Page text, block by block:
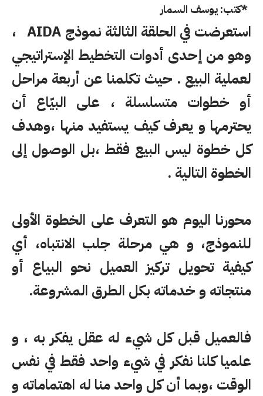
*كتب: يوسف السمار
استعرضت في الحلقة الثالثة نموذج AIDA ،
وهو من إحدى أدوات التخطيط الإستراتيجي
لعملية البيع . حيث تكلمنا عن أربعة مراحل
أو خطوات متسلسلة ، على البيّاع أن
يحترمها و يعرف كيف يستفيد منها ،وهدف
كل خطوة ليس البيع فقط ،بل الوصول إلى
الخطوة التالية .
محورنا اليوم هو التعرف على الخطوة الأولى
للنموذج، و هي مرحلة جلب الانتباه، أي
كيفية تحويل تركيز العميل نحو البياع أو
منتجاته و خدماته بكل الطرق المشروعة.
فالعميل قبل كل شيء له عقل يفكر به ، و
علميا كلنا نفكر في شيء واحد فقط في نفس
الوقت ،وبما أن كل واحد منا له اهتماماته و